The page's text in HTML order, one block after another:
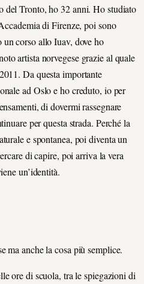
del Tronto, ho 32 anni. Ho studiato
di Firenze, poi sono
un corso allo Iuav, dove ho
artista norvegese grazie al quale
Da questa importante
ad Oslo e ho creduto, io per
di dovermi rassegnare
per questa strada. Perché la
e spontanea, poi diventa un
di capire, poi arriva la vera
un’identità.
ma anche la cosa più semplice.
ore di scuola, tra le spiegazioni di